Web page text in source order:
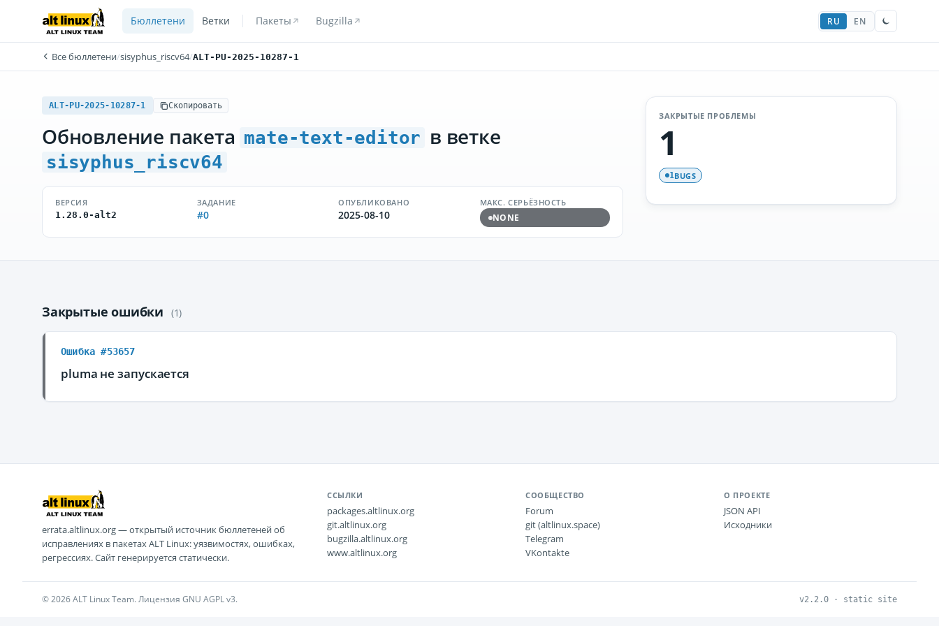
Бюллетени Ветки Пакеты Bugzilla RU EN
Все бюллетени/sisyphus_riscv64/ALT-PU-2025-10287-1
ALT-PU-2025-10287-1 Скопировать
Обновление пакета mate-text-editor в ветке
sisyphus_riscv64
ВЕРСИЯ
1.28.0-alt2
ЗАДАНИЕ
#0
ОПУБЛИКОВАНО
2025-08-10
МАКС. СЕРЬЁЗНОСТЬ
NONE
ЗАКРЫТЫЕ ПРОБЛЕМЫ
1
1BUGS
Закрытые ошибки (1)
Ошибка #53657
pluma не запускается
errata.altlinux.org — открытый источник бюллетеней об
исправлениях в пакетах ALT Linux: уязвимостях, ошибках,
регрессиях. Сайт генерируется статически.
ССЫЛКИ
packages.altlinux.org
git.altlinux.org
bugzilla.altlinux.org
www.altlinux.org
СООБЩЕСТВО
Forum
git (altlinux.space)
Telegram
VKontakte
О ПРОЕКТЕ
JSON API
Исходники
© 2026 ALT Linux Team. Лицензия GNU AGPL v3. v2.2.0 · static site